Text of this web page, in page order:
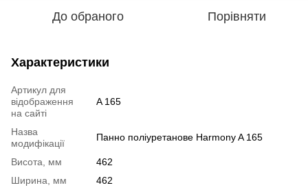
До обраного Порівняти
Характеристики
Артикул для
відображення
на сайті
A 165
Назва
модифікації
Панно поліуретанове Harmony A 165
Висота, мм
462
Ширина, мм
462